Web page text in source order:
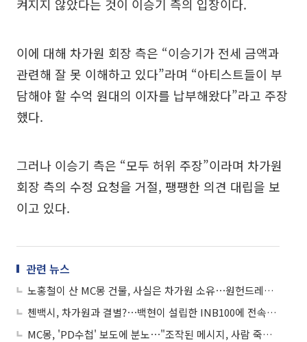
켜지지 않았다는 것이 이승기 측의 입장이다.
이에 대해 차가원 회장 측은 “이승기가 전세 금액과
관련해 잘 못 이해하고 있다”라며 “아티스트들이 부
담해야 할 수억 원대의 이자를 납부해왔다”라고 주장
했다.
그러나 이승기 측은 “모두 허위 주장”이라며 차가원
회장 측의 수정 요청을 거절, 팽팽한 의견 대립을 보
이고 있다.
관련 뉴스
노홍철이 산 MC몽 건물, 사실은 차가원 소유⋯원헌드레드 "MC몽과 관련 없어"
첸백시, 차가원과 결별?⋯백현이 설립한 INB100에 전속계약 해지 통보
MC몽, 'PD수첩' 보도에 분노⋯"조작된 메시지, 사람 죽이려는 것"